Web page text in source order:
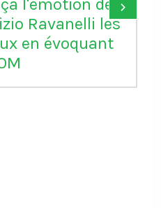
ça l'émotion de
Ravanelli les
en évoquant
›